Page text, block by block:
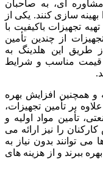
ای، به صاحبان
سازی کنند. یکی از
تجهیزات باکیفیت با
از چندین تأمین
طریق این هلدینگ به
قیمت مناسب و شرایط
همچنین افزایش بهره
بر تأمین تجهیزات،
تأمین مواد اولیه و
را نیز ارائه می
می توانند بدون نیاز به
ببرند و از هزینه های